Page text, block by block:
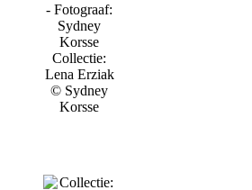
Collectie:
Lena Erziak
© Sydney
Korsse